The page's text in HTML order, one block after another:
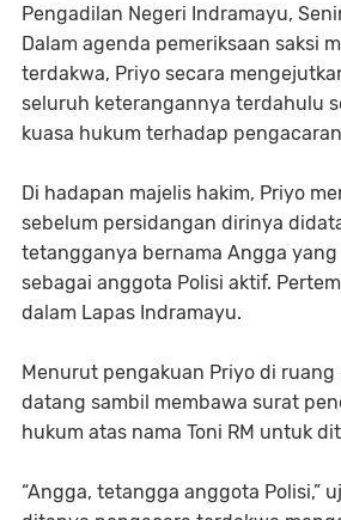
Pengadilan Negeri Indramayu,
Dalam agenda pemeriksaan saksi
terdakwa, Priyo secara
seluruh keterangannya terdahulu
kuasa hukum terhadap
Di hadapan majelis hakim, Priyo
sebelum persidangan dirinya
tetangganya bernama Angga
sebagai anggota Polisi aktif.
dalam Lapas Indramayu.
Menurut pengakuan Priyo di ruang
datang sambil membawa surat
hukum atas nama Toni RM untuk
“Angga, tetangga anggota Polisi,”